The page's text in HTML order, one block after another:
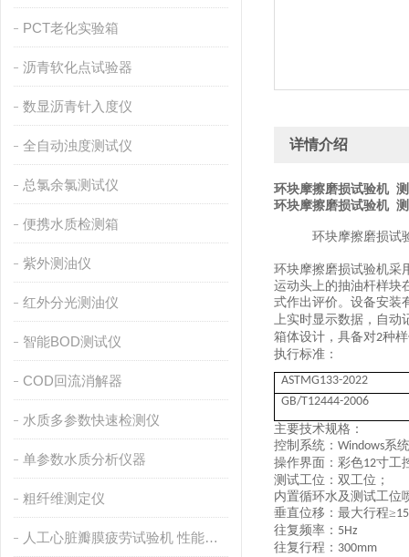
PCT老化实验箱
沥青软化点试验器
数显沥青针入度仪
全自动浊度测试仪
总氯余氯测试仪
便携水质检测箱
紫外测油仪
红外分光测油仪
智能BOD测试仪
COD回流消解器
水质多参数快速检测仪
单参数水质分析仪器
粗纤维测定仪
人工心脏瓣膜疲劳试验机 性能稳定
详情介绍
环块摩擦磨损试验机
环块摩擦磨损试验机
环块摩擦磨损试
环块摩擦磨损试验机采
运动头上的抽油杆样块
式作出评价。设备安装
上实时显示数据，自动
箱体设计，具备对2种
执行标准：
ASTMG133-2022
GB/T12444-2006
主要技术规格：
控制系统： Windows系统
操作界面：彩色12寸工
测试工位：双工位；
内置循环水及测试工位
垂直位移：最大行程≥
往复频率： 5Hz
往复行程： 300mm